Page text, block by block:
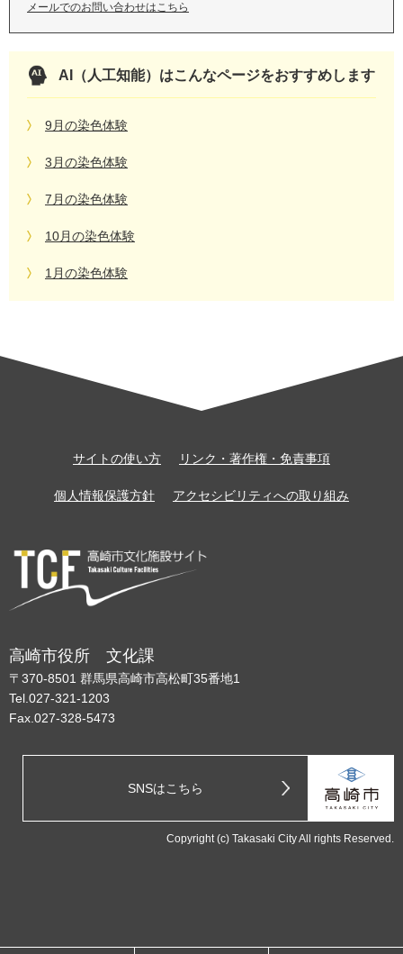
メールでのお問い合わせはこちら
AI（人工知能）はこんなページをおすすめします
9月の染色体験
3月の染色体験
7月の染色体験
10月の染色体験
1月の染色体験
サイトの使い方 リンク・著作権・免責事項
個人情報保護方針 アクセシビリティへの取り組み
高崎市役所 文化課
〒370-8501 群馬県高崎市高松町35番地1
Tel.027-321-1203
Fax.027-328-5473
SNSはこちら
Copyright (c) Takasaki City All rights Reserved.